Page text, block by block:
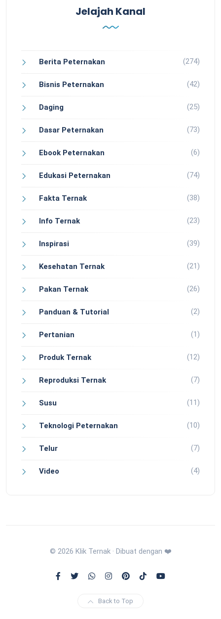
Jelajah Kanal
Berita Peternakan (274)
Bisnis Peternakan (42)
Daging (25)
Dasar Peternakan (73)
Ebook Peternakan (6)
Edukasi Peternakan (74)
Fakta Ternak (38)
Info Ternak (23)
Inspirasi (39)
Kesehatan Ternak (21)
Pakan Ternak (26)
Panduan & Tutorial (2)
Pertanian (1)
Produk Ternak (12)
Reproduksi Ternak (7)
Susu (11)
Teknologi Peternakan (10)
Telur (7)
Video (4)
© 2026 Klik Ternak · Dibuat dengan ❤️
Back to Top